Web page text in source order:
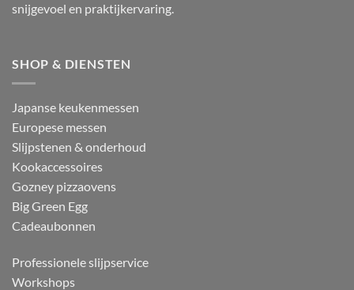
snijgevoel en praktijkervaring.
SHOP & DIENSTEN
Japanse keukenmessen
Europese messen
Slijpstenen & onderhoud
Kookaccessoires
Gozney pizzaovens
Big Green Egg
Cadeaubonnen
Professionele slijpservice
Workshops